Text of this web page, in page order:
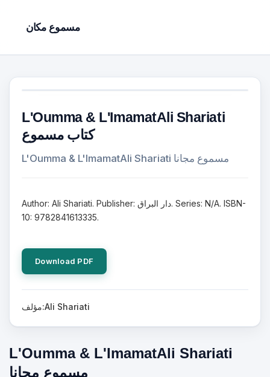
مسموع مكان
L'Oumma & L'ImamatAli Shariati
كتاب مسموع
L'Oumma & L'ImamatAli Shariati مسموع مجانا
Author: Ali Shariati. Publisher: دار البراق. Series: N/A. ISBN-
10: 9782841613335.
Download PDF
مؤلف:Ali Shariati
L'Oumma & L'ImamatAli Shariati
مسموع مجانا